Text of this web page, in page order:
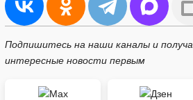
Подпишитесь на наши каналы и
интересные новости первым